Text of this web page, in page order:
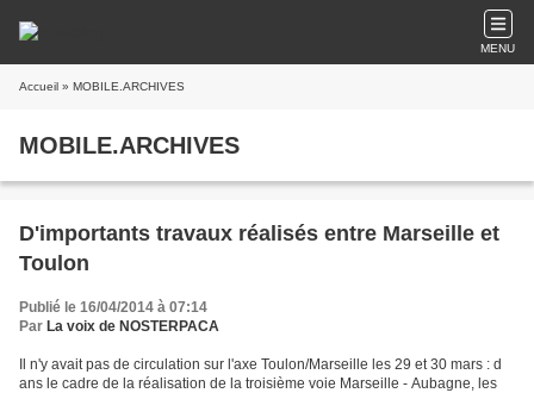
MENU
Accueil » MOBILE.ARCHIVES
MOBILE.ARCHIVES
D'importants travaux réalisés entre Marseille et
Toulon
Publié le 16/04/2014 à 07:14
Par La voix de NOSTERPACA
Il n'y avait pas de circulation sur l'axe Toulon/Marseille les 29 et 30 mars : d
ans le cadre de la réalisation de la troisième voie Marseille - Aubagne, les